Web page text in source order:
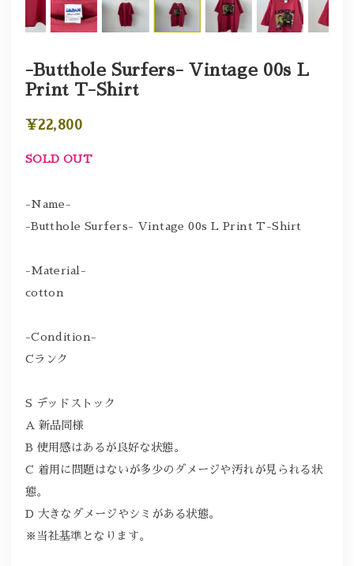
-Butthole Surfers- Vintage 00s L
Print T-Shirt
¥22,800
SOLD OUT
-Name-
-Butthole Surfers- Vintage 00s L Print T-Shirt
-Material-
cotton
-Condition-
Cランク
S デッドストック
A 新品同様
B 使用感はあるが良好な状態。
C 着用に問題はないが多少のダメージや汚れが見られる状
態。
D 大きなダメージやシミがある状態。
※当社基準となります。